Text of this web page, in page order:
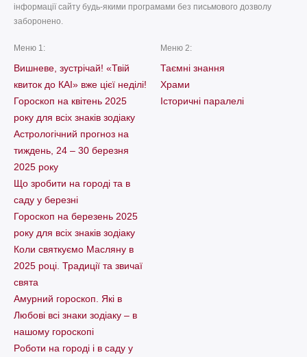
інформації сайту будь-якими програмами без письмового дозволу
заборонено.
Меню 1:
Вишневе, зустрічай! «Твій
квиток до КАІ» вже цієї неділі!
Гороскоп на квітень 2025
року для всіх знаків зодіаку
Астрологічний прогноз на
тиждень, 24 – 30 березня
2025 року
Що зробити на городі та в
саду у березні
Гороскоп на березень 2025
року для всіх знаків зодіаку
Коли святкуємо Масляну в
2025 році. Традиції та звичаї
свята
Амурний гороскоп. Які в
Любові всі знаки зодіаку – в
нашому гороскопі
Pоботи на городі і в саду у
Меню 2:
Таємні знання
Храми
Історичні паралелі